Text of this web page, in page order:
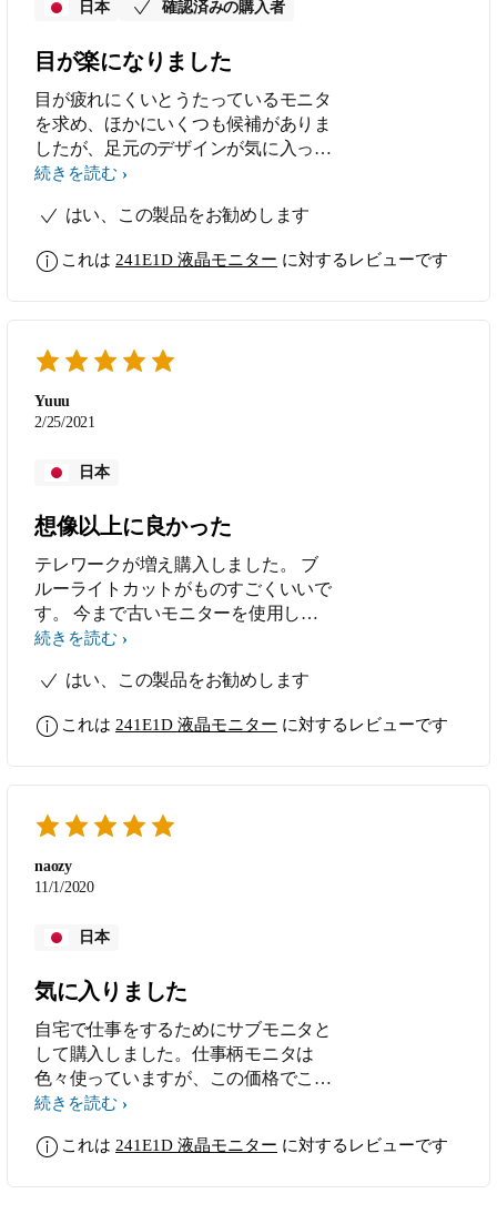
日本 確認済みの購入者
目が楽になりました
目が疲れにくいとうたっているモニタ
を求め、ほかにいくつも候補がありま
したが、足元のデザインが気に入って
これを購入。目が実際楽になり、一日
て感謝です。
続きを読む
はい、この製品をお勧めします
これは 241E1D 液晶モニター に対するレビューです
Yuuu
2/25/2021
日本
想像以上に良かった
テレワークが増え購入しました。 ブ
ルーライトカットがものすごくいいで
す。 今まで古いモニターを使用して
いましたが目の疲れがひどく今回この
かったです。
続きを読む
はい、この製品をお勧めします
これは 241E1D 液晶モニター に対するレビューです
naozy
11/1/2020
日本
気に入りました
自宅で仕事をするためにサブモニタと
して購入しました。仕事柄モニタは
色々使っていますが、この価格でこの
製品内容はお買い得だと思います。材
れている製品だと思いました。
続きを読む
これは 241E1D 液晶モニター に対するレビューです